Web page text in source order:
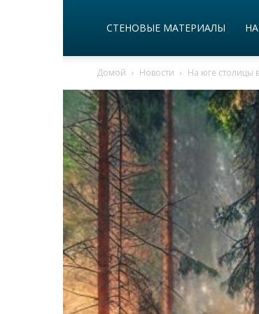
СТЕНОВЫЕ МАТЕРИАЛЫ
Домой Новости На юге столицы